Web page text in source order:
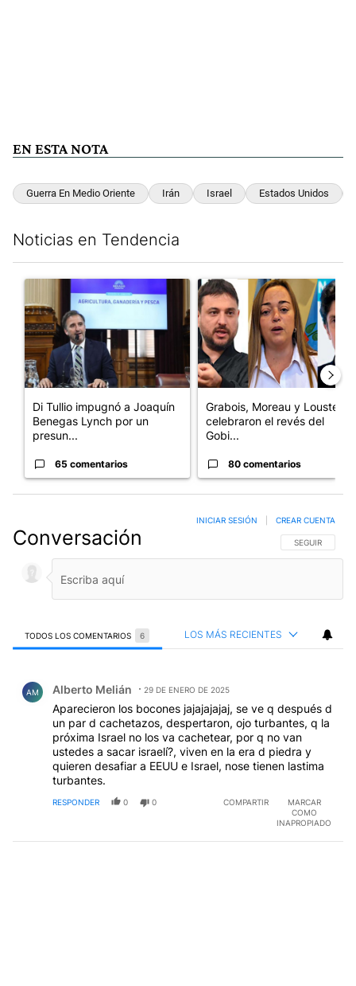
EN ESTA NOTA
Guerra En Medio Oriente Irán Israel Estados Unidos
Noticias en Tendencia
Un artículo de tendencia con el título "Di Tullio impugnó a
Di Tullio impugnó a Joaquín
Benegas Lynch por un
presun...
65 comentarios
Un artículo de tendencia con
Grabois, Moreau y Lousteau
celebraron el revés del
Gobi...
80 comentarios
Conversación SIGA ESTA
SEGUIR
INICIAR SESIÓN CREAR CUENTA
TODOS LOS COMENTARIOS 6 LOS MÁS RECIENTES
AM Alberto Melián 29 DE ENERO DE 2025
Aparecieron los bocones jajajajajaj, se ve q después d
un par d cachetazos, despertaron, ojo turbantes, q la
próxima Israel no los va cachetear, por q no van
ustedes a sacar israelí?, viven en la era d piedra y
quieren desafiar a EEUU e Israel, nose tienen lastima
turbantes.
RESPONDER 0 0 COMPARTIR
MARCAR
COMO
INAPROPIADO